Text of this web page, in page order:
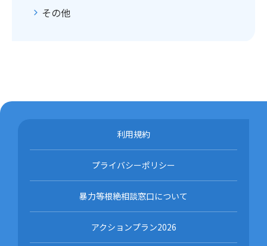
その他
利用規約
プライバシーポリシー
暴力等根絶相談窓口について
アクションプラン2026